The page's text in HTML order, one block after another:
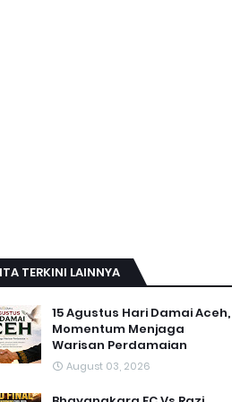
TERKINI LAINNYA
15 Agustus Hari Damai Aceh,
Momentum Menjaga
Warisan Perdamaian
August 03, 2026